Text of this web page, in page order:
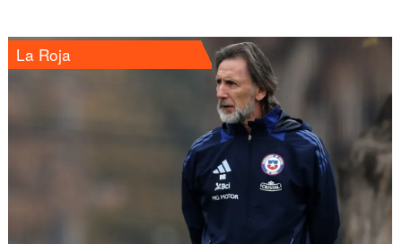
La Roja